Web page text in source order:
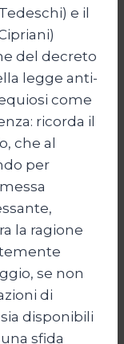
e il
del decreto
legge anti-
come
ricorda il
che al
per
la ragione
se non
di
disponibili
sfida